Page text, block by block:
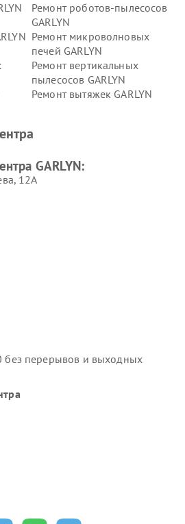
Ремонт роботов-пылесосов
GARLYN
Ремонт микроволновых
печей GARLYN
Ремонт вертикальных
пылесосов GARLYN
Ремонт вытяжек GARLYN
GARLYN
GARLYN:
12А
перерывов и выходных